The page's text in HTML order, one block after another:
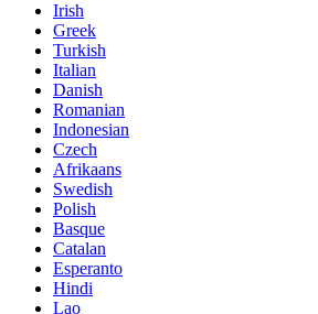
Irish
Greek
Turkish
Italian
Danish
Romanian
Indonesian
Czech
Afrikaans
Swedish
Polish
Basque
Catalan
Esperanto
Hindi
Lao